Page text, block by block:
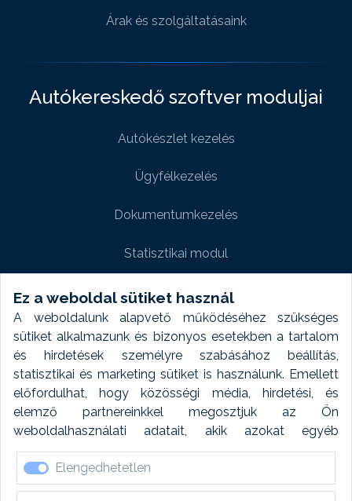
Ez a weboldal sütiket használ
A weboldalunk alapvető működéséhez szükséges
sütiket alkalmazunk és bizonyos esetekben a tartalom
és hirdetések személyre szabásához beállítás,
statisztikai és marketing sütiket is használunk. Emellett
előfordulhat, hogy közösségi média, hirdetési, és
elemző partnereinkkel megosztjuk az Ön
weboldalhasználati adatait, akik azokat egyéb
forrásokból gyűjtött adatokkal kombinálhatják. A sütik
elfogadásával kapcsolatosan naplózást végzünk és
ezen adatokat 6 hónap után automatikusan töröljük. A
Elengedhetetlen
Árak és szolgáltatásaink
Autókereskedő szoftver moduljai
Autókészlet kezelés
Ügyfélkezelés
Dokumentumkezelés
Statisztikai modul
Weboldal modul
Fényképtár extra modul
Autómosó modul
Feladatütemezés